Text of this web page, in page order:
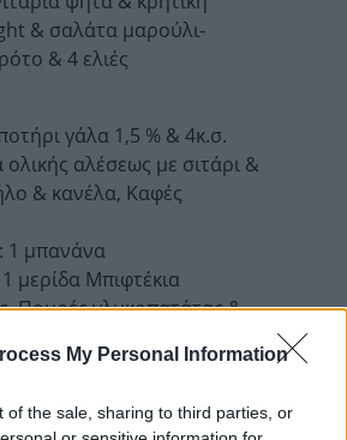
My Personal Information
of the sale, sharing to third parties, or
& σαλάτα μαρούλι-
& 4 ελιές
γάλα 1,5 % & 4κ.σ.
αλέσεως με σιτάρι &
& κανέλα, Καφές
1 μπανάνα
μερίδα Μπιφτέκια
Πουρές γλυκοπατάτας &
μπισκότα